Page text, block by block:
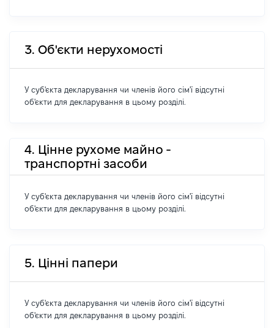
3. Об'єкти нерухомості
У суб'єкта декларування чи членів його сім'ї відсутні
об'єкти для декларування в цьому розділі.
4. Цінне рухоме майно -
транспортні засоби
У суб'єкта декларування чи членів його сім'ї відсутні
об'єкти для декларування в цьому розділі.
5. Цінні папери
У суб'єкта декларування чи членів його сім'ї відсутні
об'єкти для декларування в цьому розділі.